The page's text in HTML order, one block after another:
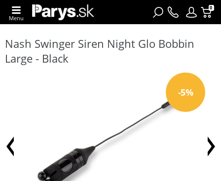
0
Menu
Nash Swinger Siren Night Glo Bobbin
Large - Black
-5%